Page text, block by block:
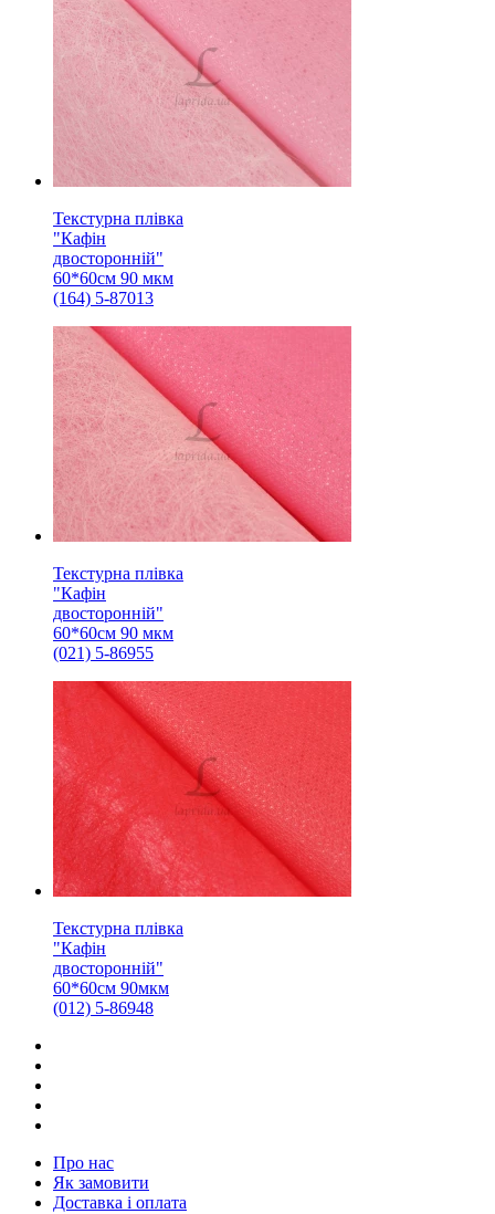
Текстурна плівка
"Кафін
двосторонній"
60*60см 90 мкм
(164) 5-87013
Текстурна плівка
"Кафін
двосторонній"
60*60см 90 мкм
(021) 5-86955
Текстурна плівка
"Кафін
двосторонній"
60*60см 90мкм
(012) 5-86948
Про нас
Як замовити
Доставка і оплата